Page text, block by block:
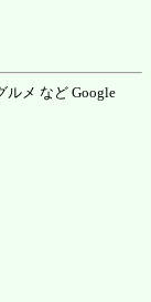
ルメ など Google